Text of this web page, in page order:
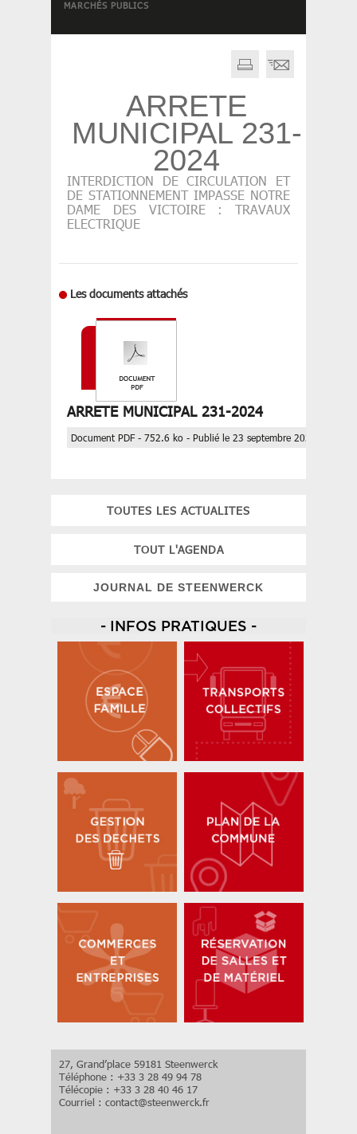
MARCHÉS PUBLICS
ARRETE
MUNICIPAL 231-
2024
INTERDICTION DE CIRCULATION ET
DE STATIONNEMENT IMPASSE NOTRE
DAME DES VICTOIRE : TRAVAUX
ELECTRIQUE
Les documents attachés
ARRETE MUNICIPAL 231-2024
Document PDF - 752.6 ko - Publié le 23 septembre 2024
TOUTES LES ACTUALITES
TOUT L'AGENDA
JOURNAL DE STEENWERCK
- INFOS PRATIQUES -
27, Grand’place 59181 Steenwerck
Téléphone : +33 3 28 49 94 78
Télécopie : +33 3 28 40 46 17
Courriel : contact@steenwerck.fr